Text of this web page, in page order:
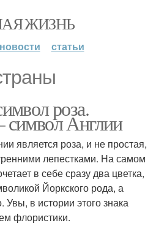
ЖИЗНЬ
новости статьи
роза.
Англии
является роза, и не простая,
лепестками. На самом
в себе сразу два цветка,
Йоркского рода, а
Увы, в истории этого знака
флористики.